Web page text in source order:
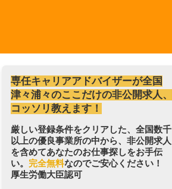
専任キャリアアドバイザーが全国
津々浦々のここだけの非公開求人、
コッソリ教えます！
厳しい登録条件をクリアした、全国数千
以上の優良事業所の中から、非公開求人
を含めてあなたのお仕事探しをお手伝
い。 完全無料なのでご安心ください！
厚生労働大臣認可